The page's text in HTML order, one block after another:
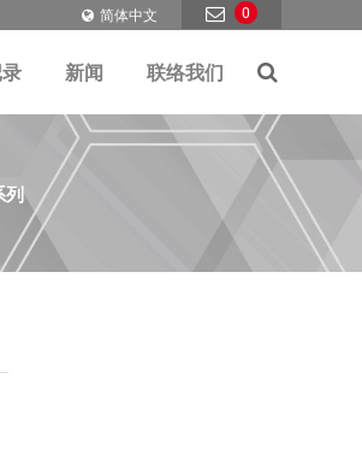
0
简体中文
新闻 联络我们
列